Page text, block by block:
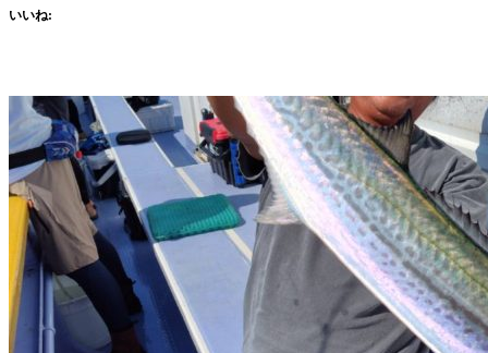
いいね: